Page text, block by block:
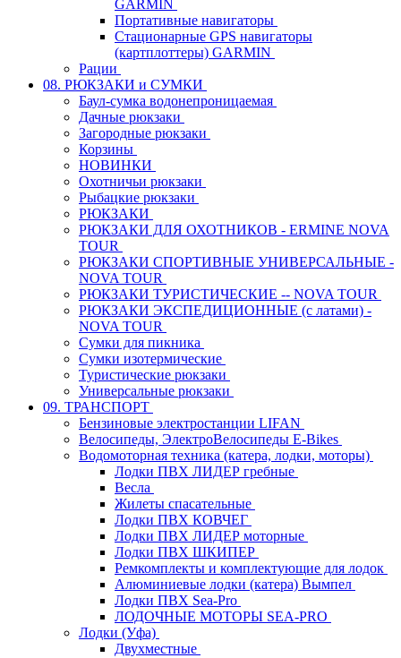
GARMIN
Портативные навигаторы
Стационарные GPS навигаторы
(картплоттеры) GARMIN
Рации
08. РЮКЗАКИ и СУМКИ
Баул-сумка водонепроницаемая
Дачные рюкзаки
Загородные рюкзаки
Корзины
НОВИНКИ
Охотничьи рюкзаки
Рыбацкие рюкзаки
РЮКЗАКИ
РЮКЗАКИ ДЛЯ ОХОТНИКОВ - ERMINE NOVA
TOUR
РЮКЗАКИ СПОРТИВНЫЕ УНИВЕРСАЛЬНЫЕ -
NOVA TOUR
РЮКЗАКИ ТУРИСТИЧЕСКИЕ -- NOVA TOUR
РЮКЗАКИ ЭКСПЕДИЦИОННЫЕ (с латами) -
NOVA TOUR
Сумки для пикника
Сумки изотермические
Туристические рюкзаки
Универсальные рюкзаки
09. ТРАНСПОРТ
Бензиновые электростанции LIFAN
Велосипеды, ЭлектроВелосипеды E-Bikes
Водомоторная техника (катера, лодки, моторы)
Лодки ПВХ ЛИДЕР гребные
Весла
Жилеты спасательные
Лодки ПВХ КОВЧЕГ
Лодки ПВХ ЛИДЕР моторные
Лодки ПВХ ШКИПЕР
Ремкомплекты и комплектующие для лодок
Алюминиевые лодки (катера) Вымпел
Лодки ПВХ Sea-Pro
ЛОДОЧНЫЕ МОТОРЫ SEA-PRO
Лодки (Уфа)
Двухместные